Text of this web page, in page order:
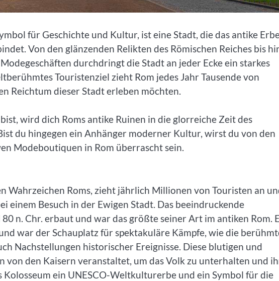
für Geschichte und Kultur, ist eine Stadt, die das antike
Von den glänzenden Relikten des Römischen Reiches bis
durchdringt die Stadt an jeder Ecke ein starkes
Touristenziel zieht Rom jedes Jahr Tausende von
Reichtum dieser Stadt erleben möchten.
wird dich Roms antike Ruinen in die glorreiche Zeit des
du hingegen ein Anhänger moderner Kultur, wirst du von den
Modeboutiquen in Rom überrascht sein.
Wahrzeichen Roms, zieht jährlich Millionen von Touristen an
einem Besuch in der Ewigen Stadt. Das beeindruckende
n. Chr. erbaut und war das größte seiner Art im antiken Rom.
war der Schauplatz für spektakuläre Kämpfe, wie die
Nachstellungen historischer Ereignisse. Diese blutigen und
von den Kaisern veranstaltet, um das Volk zu unterhalten und
ein UNESCO-Weltkulturerbe und ein Symbol für die